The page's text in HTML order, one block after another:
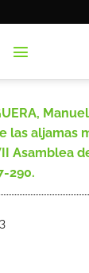
las aljamas
Asamblea
290.